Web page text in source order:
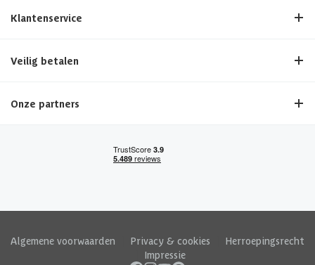
Klantenservice
Veilig betalen
Onze partners
Algemene voorwaarden Privacy & cookies
Herroepingsrecht
Impressie